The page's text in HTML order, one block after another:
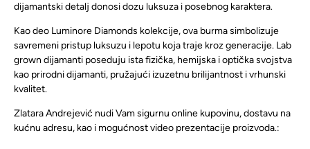
dijamantski detalj donosi dozu luksuza i posebnog karaktera.
Kao deo Luminore Diamonds kolekcije, ova burma simbolizuje
savremeni pristup luksuzu i lepotu koja traje kroz generacije. Lab
grown dijamanti poseduju ista fizička, hemijska i optička svojstva
kao prirodni dijamanti, pružajući izuzetnu brilijantnost i vrhunski
kvalitet.
Zlatara Andrejević nudi Vam sigurnu online kupovinu, dostavu na
kućnu adresu, kao i mogućnost video prezentacije proizvoda.: